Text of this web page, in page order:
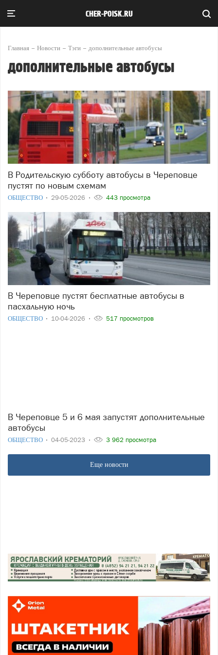
CHER-POISK.RU
Главная Новости Тэги дополнительные автобусы
дополнительные автобусы
В Родительскую субботу автобусы в Череповце
пустят по новым схемам
ОБЩЕСТВО 29-05-2026 443 просмотра
В Череповце пустят бесплатные автобусы в
пасхальную ночь
ОБЩЕСТВО 10-04-2026 517 просмотров
В Череповце 5 и 6 мая запустят дополнительные
автобусы
ОБЩЕСТВО 04-05-2023 3 962 просмотра
Еще новости